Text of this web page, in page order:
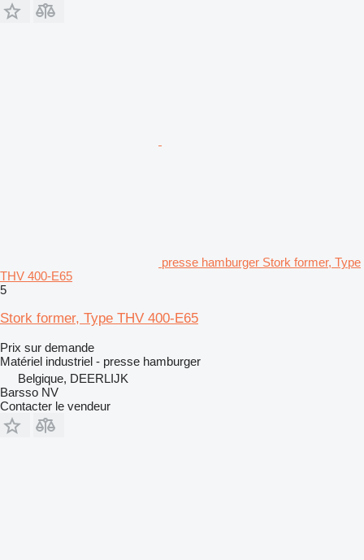
presse hamburger Stork former, Type
THV 400-E65
5
Stork former, Type THV 400-E65
Prix sur demande
Matériel industriel - presse hamburger
Belgique, DEERLIJK
Barsso NV
Contacter le vendeur